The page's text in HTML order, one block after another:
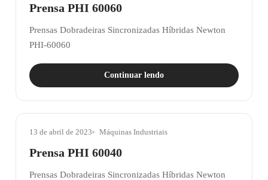
Prensa PHI 60060
Prensas Dobradeiras Sincronizadas Híbridas Newton
PHI-60060
Continuar lendo
13 de abril de 2023 Máquinas Industriais
Prensa PHI 60040
Prensas Dobradeiras Sincronizadas Híbridas Newton